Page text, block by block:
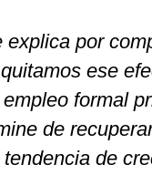
por
ese
formal
de
de